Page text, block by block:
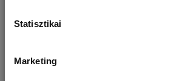
Statisztikai
Marketing
VÁRANDÓS